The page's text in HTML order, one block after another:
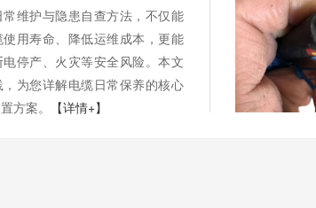
维护与隐患自查方法，不仅能
用寿命、降低运维成本，更能
停产、火灾等安全风险。本文
为您详解电缆日常保养的核心
方案。
【详情+】